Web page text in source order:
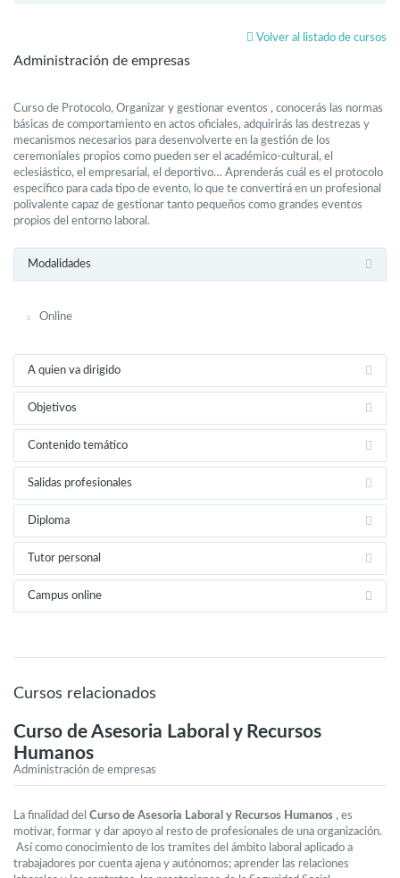
Volver al listado de cursos
Administración de empresas
Curso de Protocolo, Organizar y gestionar eventos , conocerás las normas
básicas de comportamiento en actos oficiales, adquirirás las destrezas y
mecanismos necesarios para desenvolverte en la gestión de los
ceremoniales propios como pueden ser el académico-cultural, el
eclesiástico, el empresarial, el deportivo… Aprenderás cuál es el protocolo
específico para cada tipo de evento, lo que te convertirá en un profesional
polivalente capaz de gestionar tanto pequeños como grandes eventos
propios del entorno laboral.
Modalidades
Online
A quien va dirigido
Objetivos
Contenido temático
Salidas profesionales
Diploma
Tutor personal
Campus online
Cursos relacionados
Curso de Asesoria Laboral y Recursos
Humanos
Administración de empresas
La finalidad del Curso de Asesoria Laboral y Recursos Humanos , es
motivar, formar y dar apoyo al resto de profesionales de una organización.
Así como conocimiento de los tramites del ámbito laboral aplicado a
trabajadores por cuenta ajena y autónomos; aprender las relaciones